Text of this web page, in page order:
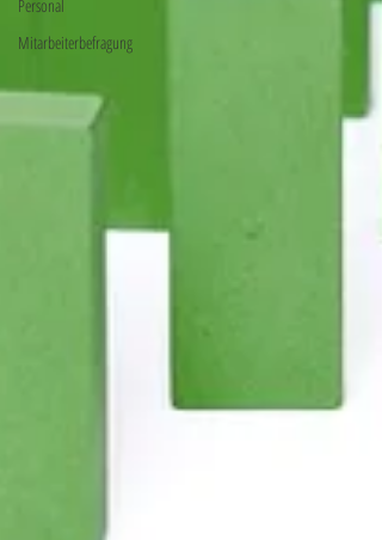
Personal
Mitarbeiterbefragung